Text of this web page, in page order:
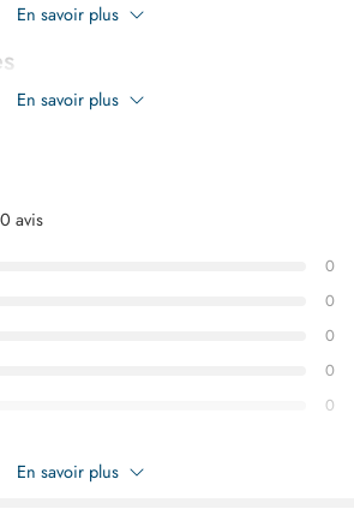
En savoir plus
En savoir plus
0 avis
0
0
0
0
0
cm) avec Batterie 2.0Ah et Chargeur
En savoir plus